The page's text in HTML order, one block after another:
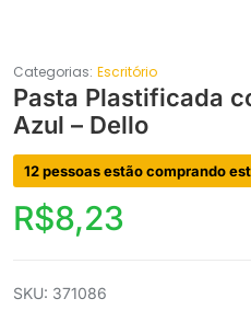
Categorias: Escritório
Pasta Plastificada
Azul – Dello
12 pessoas estão comprando
R$8,23
SKU: 371086